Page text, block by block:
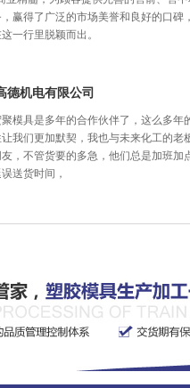
，赢得了广泛的市场美誉和良好的口碑
一行里脱颖而出。
德机电有限公司
模具是多年的合作伙伴了，这么多年
我们更加默契，我也与未来化工的老
友，不管货要的多急，他们总是加班加
送货时间，